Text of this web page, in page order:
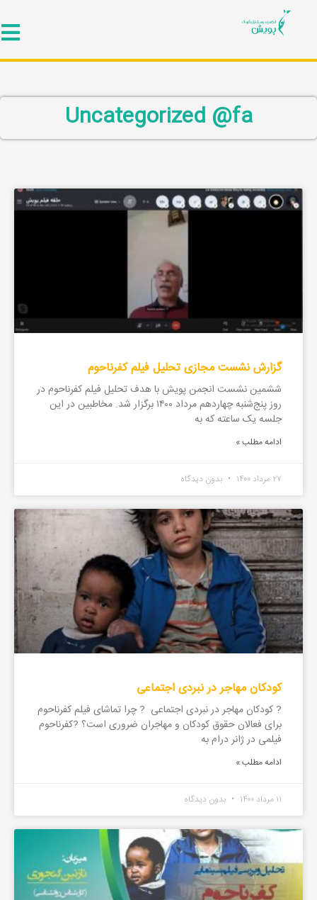
Uncategorized @fa
گزارش نشست مجازی تحلیل فیلم کفرناحوم
ششمین نشست انجمن پویش با هدف تحلیل فیلم کفرناحوم در
روز پنج‌شنبه چهاردهم مرداد ۱۴۰۰ برگزار شد. مخاطبین در این
جلسه یک ساعته که به
ادامه مطلب »
۲۷ مرداد ۱۴۰۰ بدون دیدگاه
کودکان مهاجر در نبردی اجتماعی
? کودکان مهاجر در نبردی اجتماعی ? چرا تماشای فیلم کفرناحوم
برای فعالان حقوق کودکان و مهاجران ضروری است؟ ?کفرناحوم
فیلمی در ژانر درام به
ادامه مطلب »
۱۱ مرداد ۱۴۰۰ بدون دیدگاه